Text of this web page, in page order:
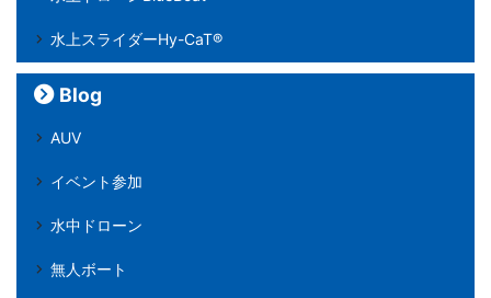
水上スライダーHy-CaT®
Blog
AUV
イベント参加
水中ドローン
無人ボート